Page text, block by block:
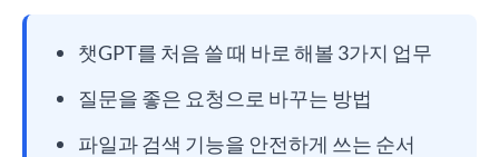
챗GPT를 처음 쓸 때 바로 해볼 3가지 업무
질문을 좋은 요청으로 바꾸는 방법
파일과 검색 기능을 안전하게 쓰는 순서